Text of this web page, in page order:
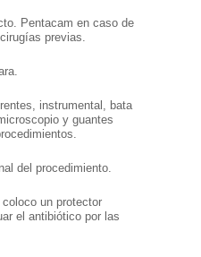
Pentacam en caso de
previas.
instrumental, bata
y guantes
del procedimiento.
un protector
el antibiótico por las